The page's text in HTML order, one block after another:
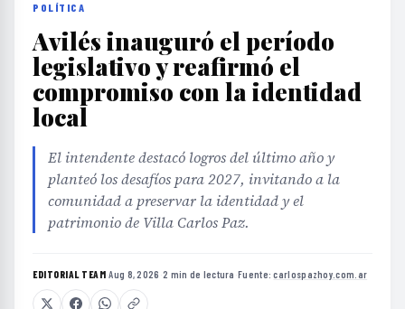
POLÍTICA
Avilés inauguró el período
legislativo y reafirmó el
compromiso con la identidad
local
El intendente destacó logros del último año y
planteó los desafíos para 2027, invitando a la
comunidad a preservar la identidad y el
patrimonio de Villa Carlos Paz.
EDITORIAL TEAM·Aug 8, 2026 ·2 min de lectura ·Fuente:carlospazhoy.com.ar